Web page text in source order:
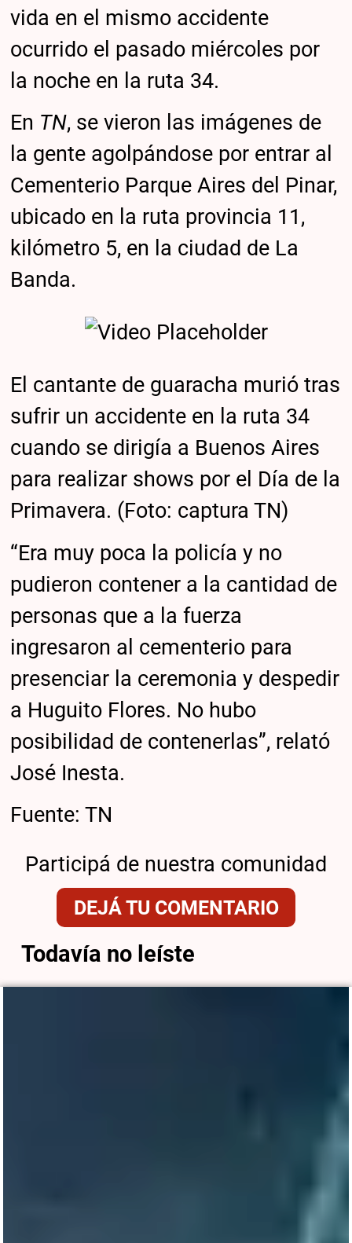
vida en el mismo accidente
ocurrido el pasado miércoles por
la noche en la ruta 34.
En TN, se vieron las imágenes de
la gente agolpándose por entrar al
Cementerio Parque Aires del Pinar,
ubicado en la ruta provincia 11,
kilómetro 5, en la ciudad de La
Banda.
El cantante de guaracha murió tras
sufrir un accidente en la ruta 34
cuando se dirigía a Buenos Aires
para realizar shows por el Día de la
Primavera. (Foto: captura TN)
“Era muy poca la policía y no
pudieron contener a la cantidad de
personas que a la fuerza
ingresaron al cementerio para
presenciar la ceremonia y despedir
a Huguito Flores. No hubo
posibilidad de contenerlas”, relató
José Inesta.
Fuente: TN
Participá de nuestra comunidad
DEJÁ TU COMENTARIO
Todavía no leíste